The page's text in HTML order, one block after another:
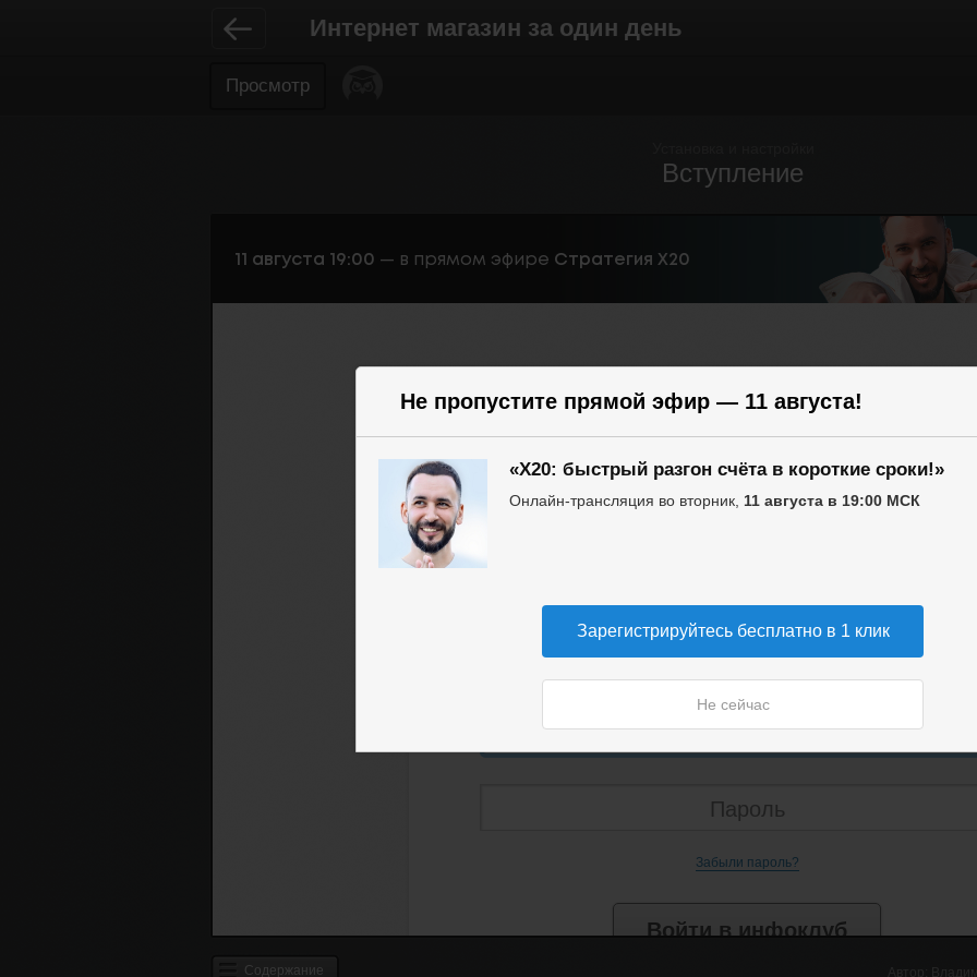
Не пропустите прямой эфир — 11 августа!
«X20: быстрый разгон счёта в короткие сроки!»
Онлайн-трансляция во вторник, 11 августа в 19:00 МСК
Зарегистрируйтесь бесплатно в 1 клик
Не сейчас
Интернет магазин за один день
Просмотр
Вступление
Содержание